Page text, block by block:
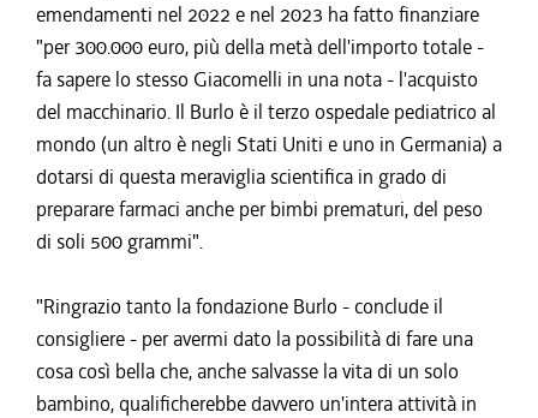
emendamenti nel 2022 e nel 2023 ha fatto finanziare
"per 300.000 euro, più della metà dell'importo totale -
fa sapere lo stesso Giacomelli in una nota - l'acquisto
del macchinario. Il Burlo è il terzo ospedale pediatrico al
mondo (un altro è negli Stati Uniti e uno in Germania) a
dotarsi di questa meraviglia scientifica in grado di
preparare farmaci anche per bimbi prematuri, del peso
di soli 500 grammi".
"Ringrazio tanto la fondazione Burlo - conclude il
consigliere - per avermi dato la possibilità di fare una
cosa così bella che, anche salvasse la vita di un solo
bambino, qualificherebbe davvero un'intera attività in